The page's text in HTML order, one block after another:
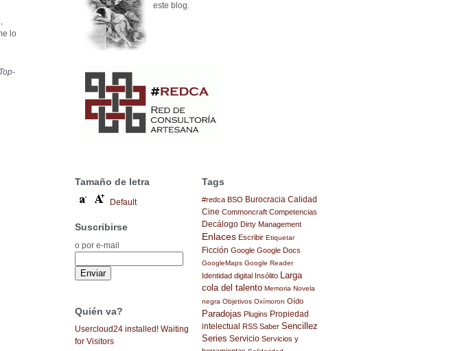
lo
Top-
este blog.
Tamaño de letra
Default
Suscribirse
o por e-mail
Quién va?
Usercloud24 installed! Waiting
for Visitors
Tags
#redca BSO Burocracia Calidad
Cine Commoncraft Competencias
Decálogo Dirty Management
Enlaces Escribir Etiquetar
Ficción Google Google Docs
GoogleMaps Google Reader
Identidad digital Insólito Larga
cola del talento Memoria Novela
negra Objetivos Oxímoron Oído
Paradojas Plugins Propiedad
intelectual
RSS Saber Sencillez
Series Servicio Servicios y